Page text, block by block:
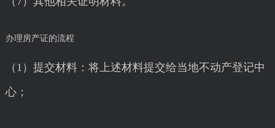
办理房产证的流程
（1）提交材料：将上述材料提交给当地不动产登记中
心；